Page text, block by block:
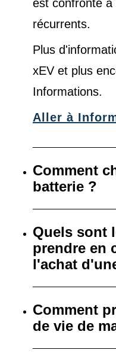
est confronté
récurrents.
Plus
xEV et plus
Informations.
Aller à
Comment
batterie ?
Quels sont
prendre en
l'achat
Comment
de vie de